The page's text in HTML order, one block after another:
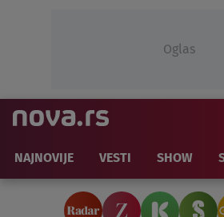
Oglas
NAJNOVIJE VESTI SHOW